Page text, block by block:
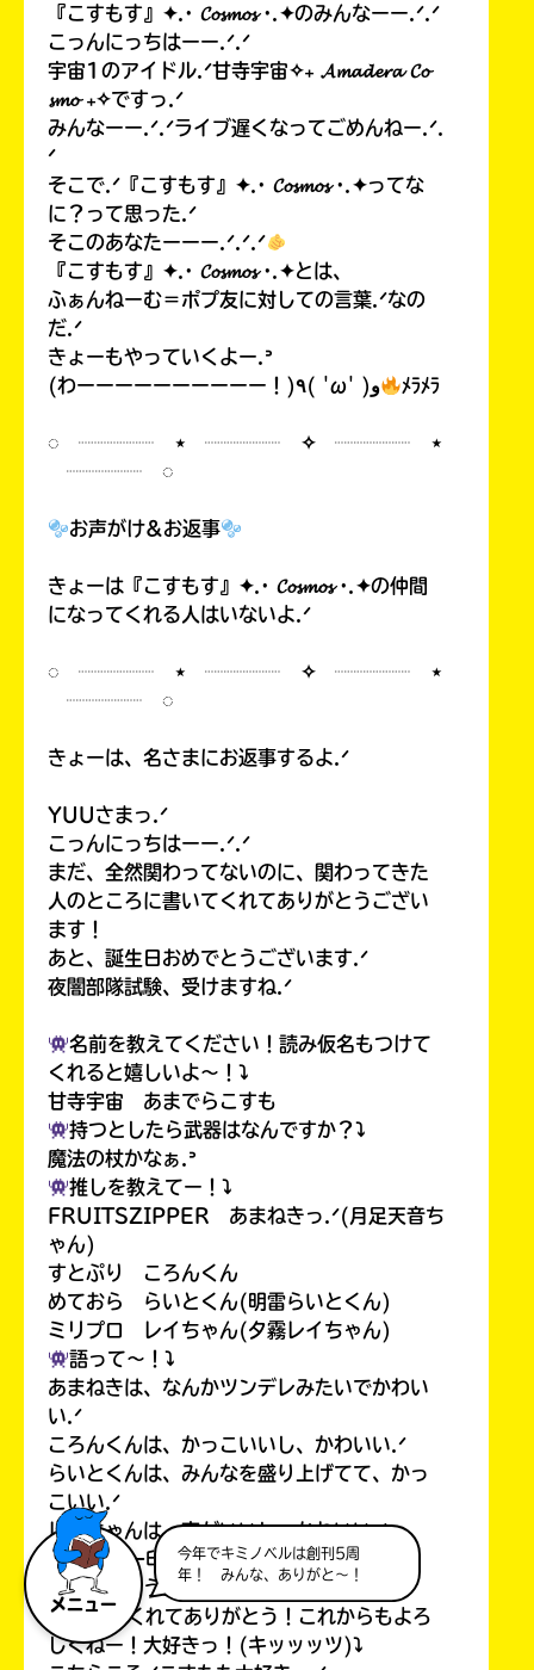
メニュー
今年でキミノベルは創刊5周
年！ みんな、ありがと～！
『こすもす』✦.· 𝓒𝓸𝓼𝓶𝓸𝓼 ·.✦のみんなーー.ᐟ.ᐟ
こっんにっちはーー.ᐟ.ᐟ
宇宙1のアイドル.ᐟ甘寺宇宙✧₊ 𝓐𝓶𝓪𝓭𝓮𝓻𝓪 𝓒𝓸
𝓼𝓶𝓸 ₊✧ですっ.ᐟ
みんなーー.ᐟ.ᐟライブ遅くなってごめんねー.ᐟ.
ᐟ
そこで.ᐟ『こすもす』✦.· 𝓒𝓸𝓼𝓶𝓸𝓼 ·.✦ってな
に？って思った.ᐟ
そこのあなたーーー.ᐟ.ᐟ.ᐟ
『こすもす』✦.· 𝓒𝓸𝓼𝓶𝓸𝓼 ·.✦とは、
ふぁんねーむ＝ポプ友に対しての言葉.ᐟなの
だ.ᐟ
きょーもやっていくよー.ᐣ
(わーーーーーーーーーー！)٩( 'ω' )و
ﾒﾗﾒﾗ
◌ ┈┈┈┈ ⋆ ┈┈┈┈ ✧ ┈┈┈┈ ⋆
┈┈┈┈ ◌
お声がけ&お返事
きょーは『こすもす』✦.· 𝓒𝓸𝓼𝓶𝓸𝓼 ·.✦の仲間
になってくれる人はいないよ.ᐟ
◌ ┈┈┈┈ ⋆ ┈┈┈┈ ✧ ┈┈┈┈ ⋆
┈┈┈┈ ◌
きょーは、名さまにお返事するよ.ᐟ
YUUさまっ.ᐟ
こっんにっちはーー.ᐟ.ᐟ
まだ、全然関わってないのに、関わってきた
人のところに書いてくれてありがとうござい
ます！
あと、誕生日おめでとうございます.ᐟ
夜闇部隊試験、受けますね.ᐟ
名前を教えてください！読み仮名もつけて
くれると嬉しいよ〜！⤵︎
甘寺宇宙 あまでらこすも
持つとしたら武器はなんですか？⤵︎
魔法の杖かなぁ.ᐣ
推しを教えてー！⤵︎
FRUITSZIPPER あまねきっ.ᐟ(月足天音ち
ゃん)
すとぷり ころんくん
めておら らいとくん(明雷らいとくん)
ミリプロ レイちゃん(夕霧レイちゃん)
語って〜！⤵︎
あまねきは、なんかツンデレみたいでかわい
い.ᐟ
ころんくんは、かっこいいし、かわいい.ᐟ
らいとくんは、みんなを盛り上げてて、かっ
こいい.ᐟ
レイちゃんは、声がいいし、かわいい.ᐟ
私の第一印象！⤵︎
元気で強そう.ᐣ
やってくれてありがとう！これからもよろ
しくねー！大好きっ！(キッッッツ)⤵︎